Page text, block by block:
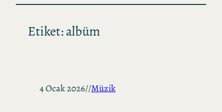
Etiket:albüm
4 Ocak 2026//Müzik